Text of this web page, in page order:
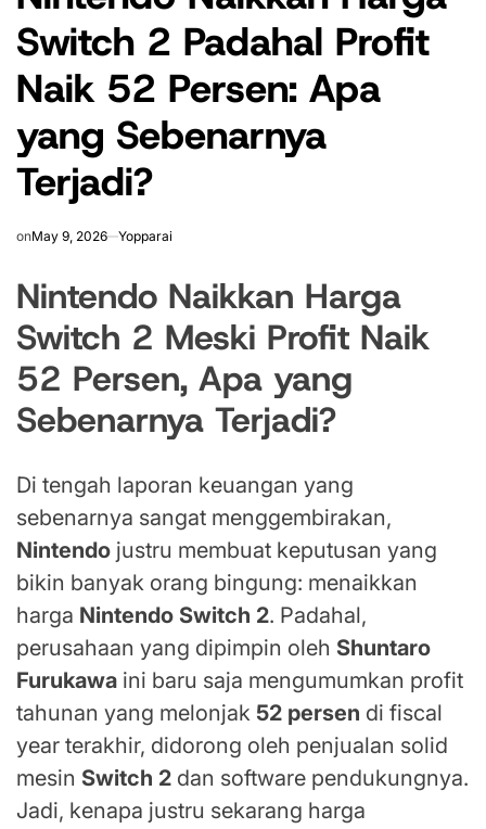
Switch 2 Padahal Profit
Naik 52 Persen: Apa
yang Sebenarnya
Terjadi?
onMay 9, 2026 Yopparai
Nintendo Naikkan Harga
Switch 2 Meski Profit Naik
52 Persen, Apa yang
Sebenarnya Terjadi?
Di tengah laporan keuangan yang
sebenarnya sangat menggembirakan,
Nintendo justru membuat keputusan yang
bikin banyak orang bingung: menaikkan
harga Nintendo Switch 2. Padahal,
perusahaan yang dipimpin oleh Shuntaro
Furukawa ini baru saja mengumumkan profit
tahunan yang melonjak 52 persen di fiscal
year terakhir, didorong oleh penjualan solid
mesin Switch 2 dan software pendukungnya.
Jadi, kenapa justru sekarang harga